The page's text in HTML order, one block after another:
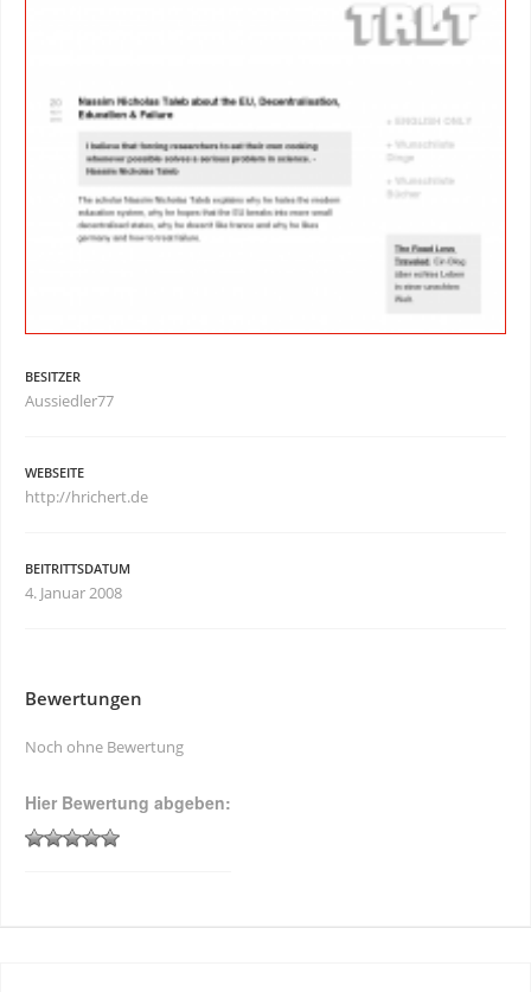
BESITZER
Aussiedler77
WEBSEITE
http://hrichert.de
BEITRITTSDATUM
4. Januar 2008
Bewertungen
Noch ohne Bewertung
Hier Bewertung abgeben: